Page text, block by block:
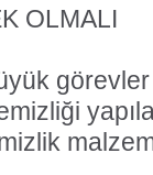
OLMALI